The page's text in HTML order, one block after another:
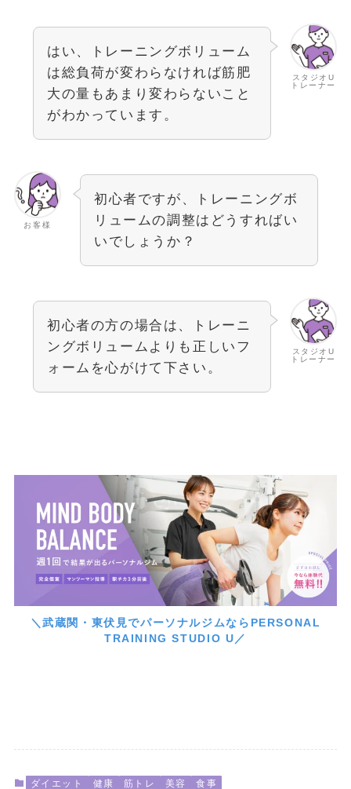
スタジオU
トレーナー
はい、トレーニングボリューム
は総負荷が変わらなければ筋肥
大の量もあまり変わらないこと
がわかっています。
お客様
初心者ですが、トレーニングボ
リュームの調整はどうすればい
いでしょうか？
スタジオU
トレーナー
初心者の方の場合は、トレーニ
ングボリュームよりも正しいフ
ォームを心がけて下さい。
＼武蔵関・東伏見でパーソナルジムならPERSONAL
TRAINING STUDIO U／
ダイエット 健康 筋トレ 美容 食事